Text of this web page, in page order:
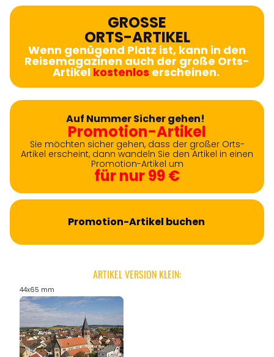
GROSSE
ORTS-ARTIKEL
Wenn genügend Platz ist, kann in den
Reisemagazinen auch der große Orts-
Artikel kostenlos erscheinen.
Auf Nummer Sicher gehen!
Promotion-Artikel
Sie möchten sicher gehen, dass der großer Orts-
Artikel erscheint, dann wandeln Sie den Artikel in einen
Promotion-Artikel um
für nur 99 €
Promotion-Artikel buchen
ARTIKEL VERSION KLEIN:
44x65 mm